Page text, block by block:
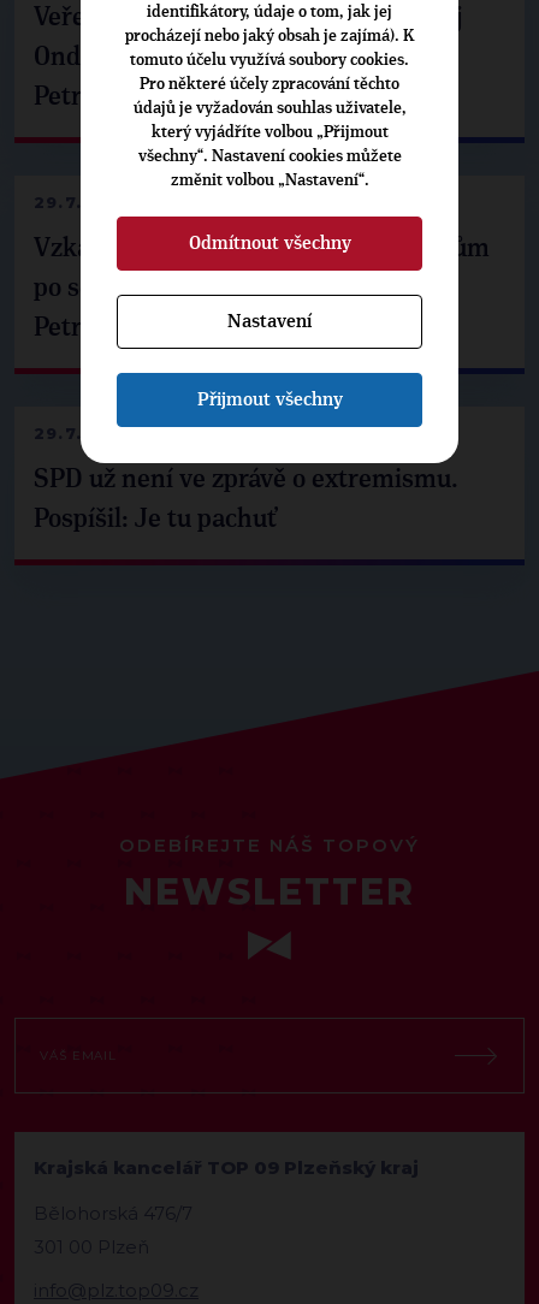
Veřejné finance, euro i školství. Matěj
Ondřej Havel jednal s prezidentem
Petrem Pavlem
29.7.2026
Vzkaz Matěje Ondřeje Havla příznivcům
po setkání s prezidentem republiky
Petrem Pavlem
29.7.2026
SPD už není ve zprávě o extremismu.
Pospíšil: Je tu pachuť
ODEBÍREJTE NÁŠ TOPOVÝ
NEWSLETTER
Krajská kancelář TOP 09 Plzeňský kraj
Bělohorská 476/7
301 00 Plzeň
info@plz.top09.cz
identifikátory, údaje o tom, jak jej
procházejí nebo jaký obsah je zajímá). K
tomuto účelu využívá soubory cookies.
Pro některé účely zpracování těchto
údajů je vyžadován souhlas uživatele,
který vyjádříte volbou „Přijmout
všechny“. Nastavení cookies můžete
změnit volbou „Nastavení“.
Odmítnout všechny
Nastavení
Přijmout všechny